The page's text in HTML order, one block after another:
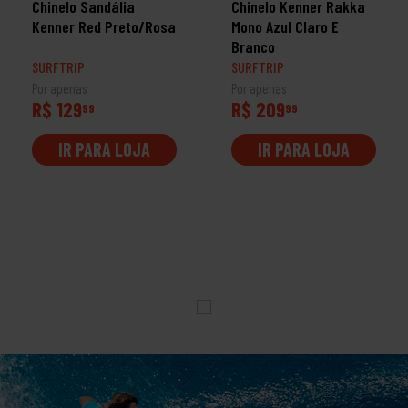
Chinelo Sandália
Kenner Red Preto/Rosa
SURFTRIP
Por apenas
R$ 12999
IR PARA LOJA
Chinelo Kenner Rakka
Mono Azul Claro E
Branco
SURFTRIP
Por apenas
R$ 20999
IR PARA LOJA